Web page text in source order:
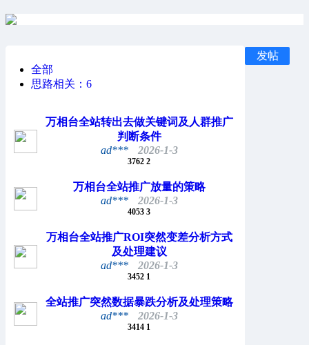
发帖
全部
思路相关： 6
万相台全站转出去做关键词及人群推广
判断条件
ad***
2026-1-3
3762 2
万相台全站推广放量的策略
ad***
2026-1-3
4053 3
万相台全站推广ROI突然变差分析方式
及处理建议
ad***
2026-1-3
3452 1
全站推广突然数据暴跌分析及处理策略
ad***
2026-1-3
3414 1